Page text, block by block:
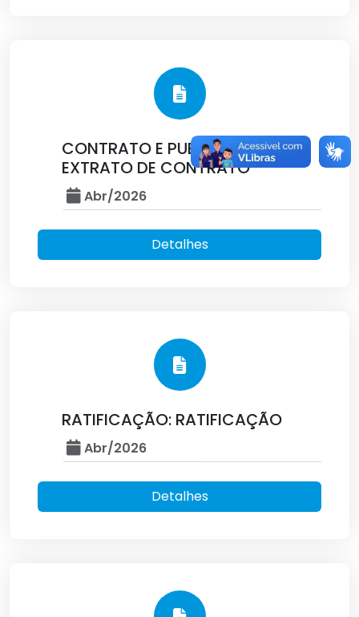
CONTRATO E PUBLICAÇÃO:
EXTRATO DE CONTRATO
Abr/2026
Detalhes
RATIFICAÇÃO: RATIFICAÇÃO
Abr/2026
Detalhes